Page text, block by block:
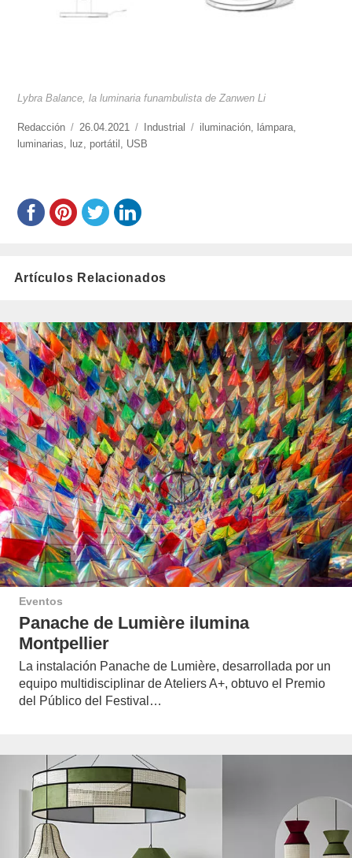
Lybra Balance, la luminaria funambulista de Zanwen Li
https://www.experimenta.es/author/redaccion/
Redacción
Publicado
el
26.04.2021 Categorías
Industrial Etiquetas
iluminación lámpara
luminarias
luz portátil USB
Artículos Relacionados
Eventos
Panache de Lumière ilumina
Montpellier
La instalación Panache de Lumière, desarrollada por un
equipo multidisciplinar de Ateliers A+, obtuvo el Premio
del Público del Festival…